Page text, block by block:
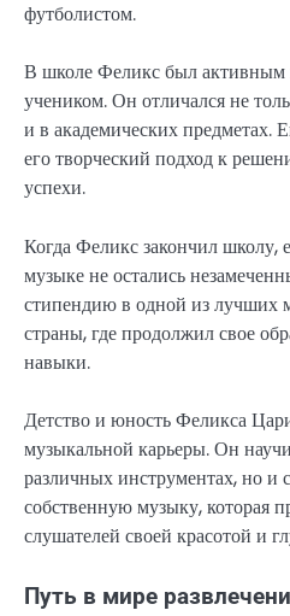
футболистом.
В школе Феликс был активным
учеником. Он отличался не
и в академических предметах.
его творческий подход к
успехи.
Когда Феликс закончил школу,
музыке не остались
стипендию в одной из лучших
страны, где продолжил свое
навыки.
Детство и юность Феликса
музыкальной карьеры. Он
различных инструментах, но и
собственную музыку, которая
слушателей своей красотой и
Путь в мире